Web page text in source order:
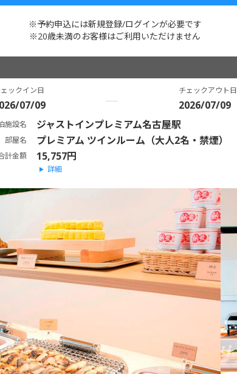
※予約申込には新規登録/ログインが必要です
※20歳未満のお客様はご利用いただけません
ックイン日
07/09
チェックアウト日
2026/07/09
施設名 ジャストインプレミアム名古屋駅
部屋名 プレミアム ツインルーム（大人2名・禁煙）
計金額 15,757円
詳細